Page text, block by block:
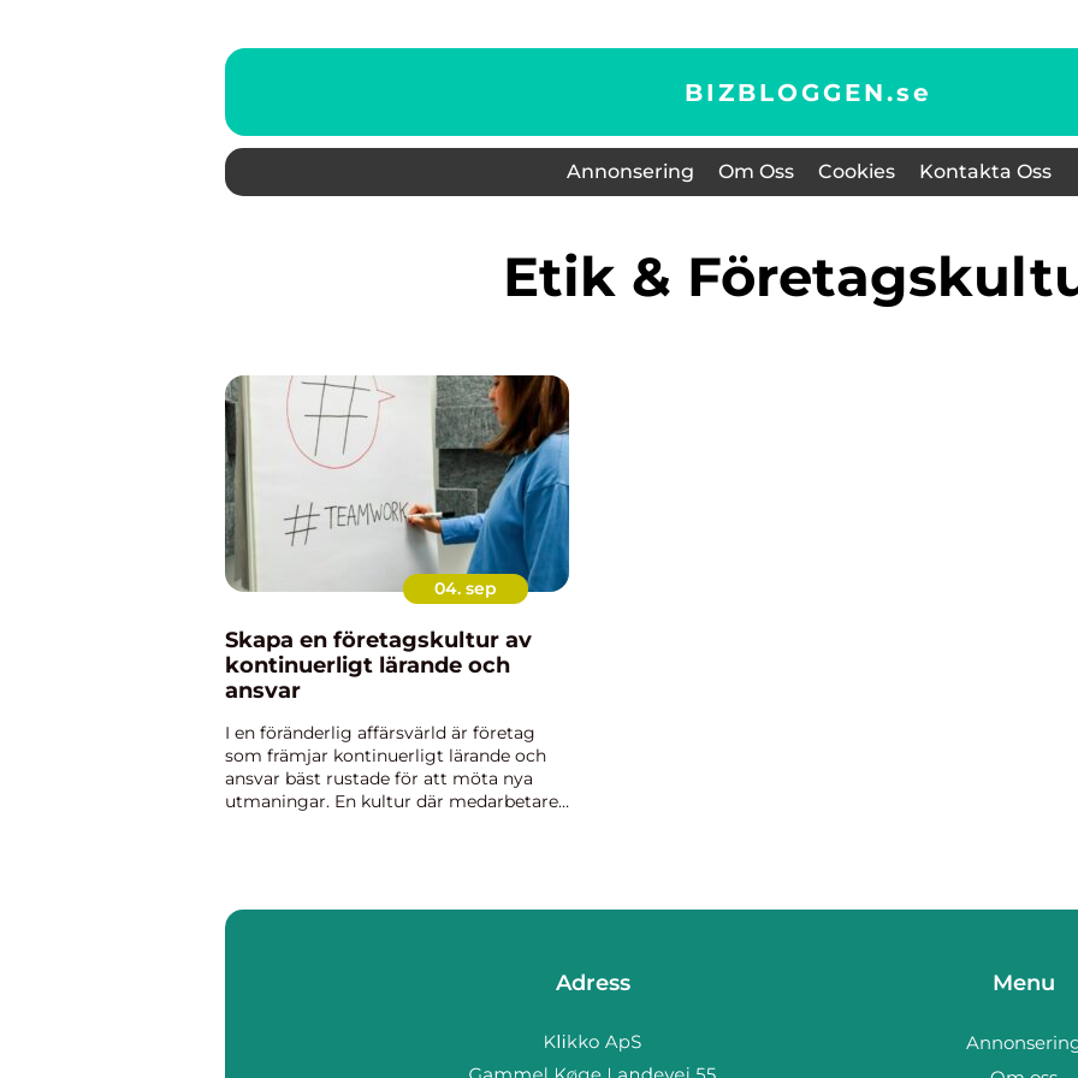
BIZBLOGGEN.se
Annonsering Om Oss Cookies Kontakta Oss
Etik &
04. sep
Skapa en företagskultur av
kontinuerligt lärande och
ansvar
I en föränderlig affärsvärld är företag
som främjar kontinuerligt lärande och
ansvar bäst rustade för att möta nya
utmaningar. En kultur där medarbetare
Adress Menu